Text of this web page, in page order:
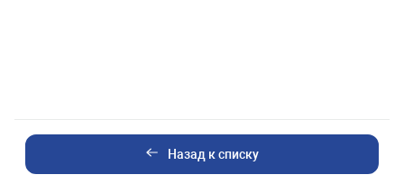
Назад к списку